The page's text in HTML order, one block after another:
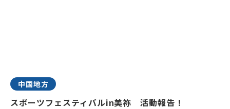
中国地方
スポーツフェスティバルin美祢 活動報告！